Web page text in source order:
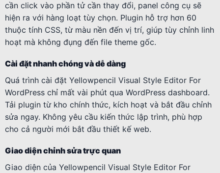
cần click vào phần tử cần thay đổi, panel công cụ sẽ
hiện ra với hàng loạt tùy chọn. Plugin hỗ trợ hơn 60
thuộc tính CSS, từ màu nền đến vị trí, giúp tùy chỉnh linh
hoạt mà không đụng đến file theme gốc.
Cài đặt nhanh chóng và dễ dàng
Quá trình cài đặt Yellowpencil Visual Style Editor For
WordPress chỉ mất vài phút qua WordPress dashboard.
Tải plugin từ kho chính thức, kích hoạt và bắt đầu chỉnh
sửa ngay. Không yêu cầu kiến thức lập trình, phù hợp
cho cả người mới bắt đầu thiết kế web.
Giao diện chỉnh sửa trực quan
Giao diện của Yellowpencil Visual Style Editor For